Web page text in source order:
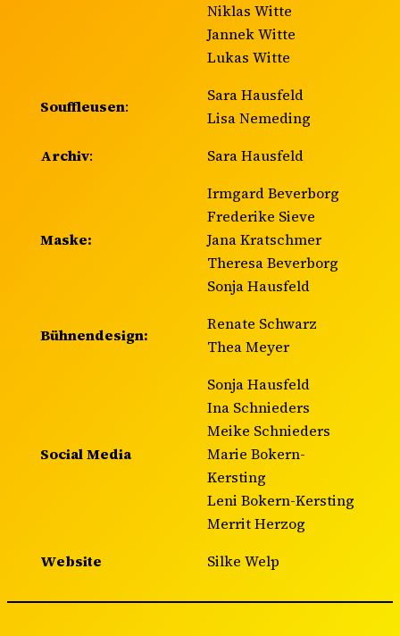
Niklas Witte
Jannek Witte
Lukas Witte
Souffleusen:
Sara Hausfeld
Lisa Nemeding
Archiv: Sara Hausfeld
Maske:
Irmgard Beverborg
Frederike Sieve
Jana Kratschmer
Theresa Beverborg
Sonja Hausfeld
Bühnendesign:
Renate Schwarz
Thea Meyer
Social Media
Sonja Hausfeld
Ina Schnieders
Meike Schnieders
Marie Bokern-
Kersting
Leni Bokern-Kersting
Merrit Herzog
Website
Silke Welp